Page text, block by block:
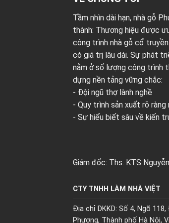
Tầm nhìn dài hạn, nhà gỗ
thành: Thương hiệu được
công trình nhà gỗ cổ
có giá trị lâu dài. Sự phát
nằm ở số lượng công trình
dựng nền tảng vững chắc:
- Đội ngũ thợ lành nghề
- Quy trình sản xuất rõ ràng
- Sự hiểu biết sâu về kiến
Giám đốc: Ths. KTS
CTY TNHH LÀM NHÀ VIỆT
Địa chỉ DKKD: Số 4, Ngõ
Phương, Thành phố Hà Nội,